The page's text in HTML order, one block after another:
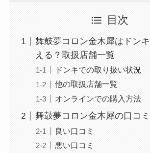
目次
舞鼓夢コロン金木犀はドン
える？取扱店舗一覧
ドンキでの取り扱い状況
他の取扱店舗一覧
オンラインでの購入方法
舞鼓夢コロン金木犀の口コ
良い口コミ
悪い口コミ